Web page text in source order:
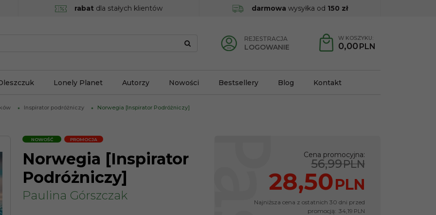
rabat dla stałych klientów darmowa wysyłka od 150 zł
REJESTRACJA
LOGOWANIE
W KOSZYKU:
0,00 PLN
Lonely Planet Autorzy Nowości Bestsellery Blog Kontakt
Inspirator podróżniczy Norwegia [Inspirator Podróżniczy]
NOWOŚĆ PROMOCJA
Norwegia [Inspirator
Podróżniczy]
Paulina Górszczak
Cena promocyjna:
56,99PLN
28,50PLN
Najniższa cena z ostatnich 30 dni przed
promocją: 34,19 PLN